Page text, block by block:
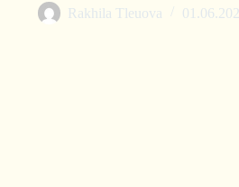
Rakhila Tleuova